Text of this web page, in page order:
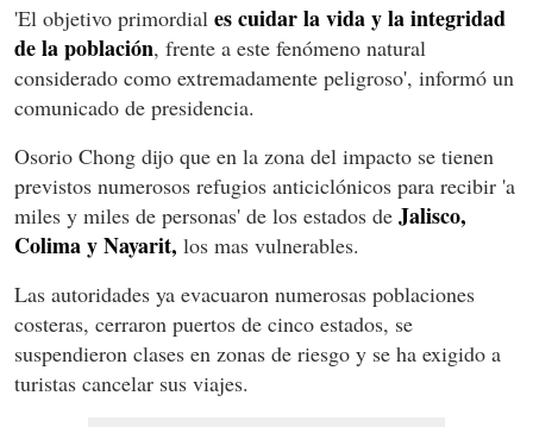
'El objetivo primordial es cuidar la vida y la integridad
de la población, frente a este fenómeno natural
considerado como extremadamente peligroso', informó un
comunicado de presidencia.
Osorio Chong dijo que en la zona del impacto se tienen
previstos numerosos refugios anticiclónicos para recibir 'a
miles y miles de personas' de los estados de Jalisco,
Colima y Nayarit, los mas vulnerables.
Las autoridades ya evacuaron numerosas poblaciones
costeras, cerraron puertos de cinco estados, se
suspendieron clases en zonas de riesgo y se ha exigido a
turistas cancelar sus viajes.